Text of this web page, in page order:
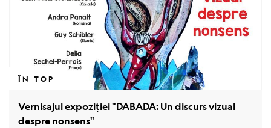
ÎN TOP
Vernisajul expoziției "DABADA: Un discurs vizual
despre nonsens"